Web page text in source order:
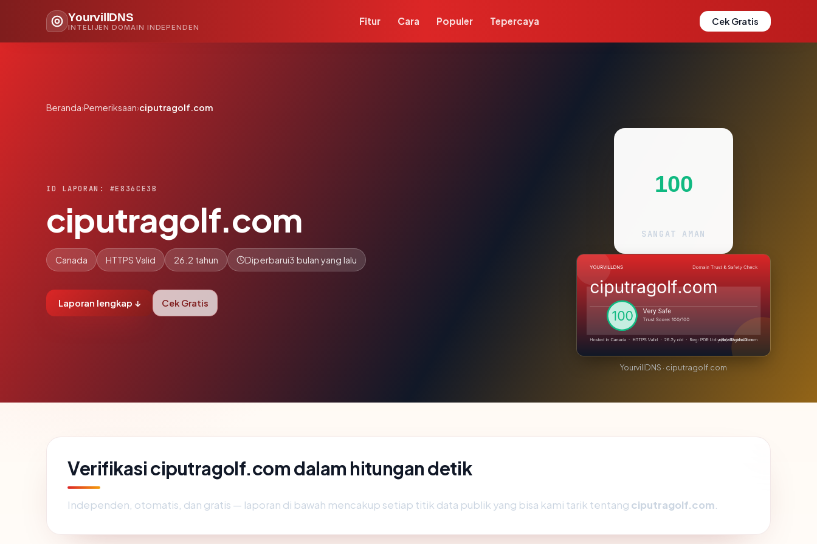
YourvillDNS
INTELIJEN DOMAIN INDEPENDEN
Fitur Cara Populer Tepercaya Cek Gratis
Beranda›Pemeriksaan›ciputragolf.com
ID LAPORAN: #E836CE3B
ciputragolf.com
Canada HTTPS Valid 26.2 tahun Diperbarui3 bulan yang lalu
Laporan lengkap ↓ Cek Gratis
100
SANGAT AMAN
YourvillDNS · ciputragolf.com
Verifikasi ciputragolf.com dalam hitungan detik
Independen, otomatis, dan gratis — laporan di bawah mencakup setiap titik data publik yang bisa kami tarik tentang ciputragolf.com